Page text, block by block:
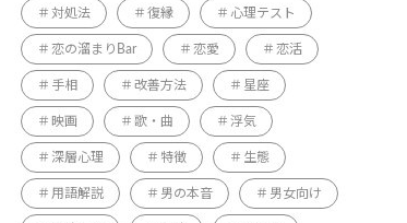
対処法 復縁 心理テスト
恋の溜まりBar 恋愛 恋活
手相 改善方法 星座
映画 歌・曲 浮気
深層心理 特徴 生態
用語解説 男の本音 男女向け